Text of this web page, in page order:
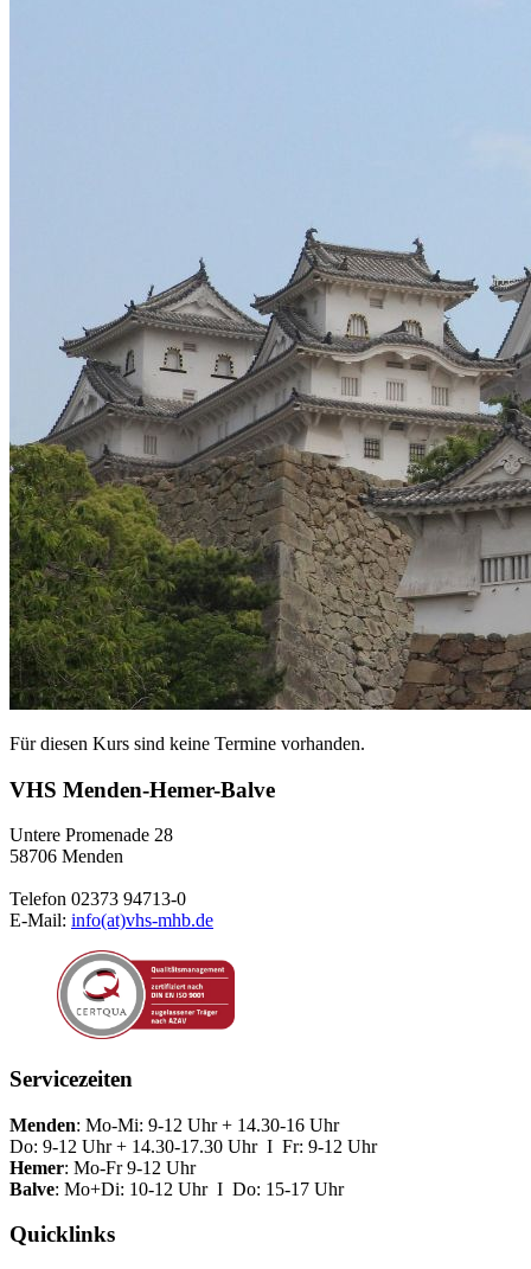
Für diesen Kurs sind keine Termine vorhanden.
VHS Menden-Hemer-Balve
Untere Promenade 28
58706 Menden
Telefon 02373 94713-0
E-Mail: info(at)vhs-mhb.de
Servicezeiten
Menden: Mo-Mi: 9-12 Uhr + 14.30-16 Uhr
Do: 9-12 Uhr + 14.30-17.30 Uhr I Fr: 9-12 Uhr
Hemer: Mo-Fr 9-12 Uhr
Balve: Mo+Di: 10-12 Uhr I Do: 15-17 Uhr
Quicklinks